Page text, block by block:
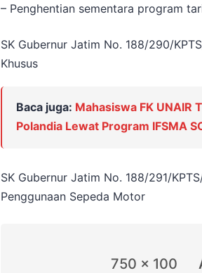
– Penghentian sementara program
SK Gubernur Jatim No. 188/290/
Khusus
Baca juga: Mahasiswa FK UNAIR
Polandia Lewat Program IFSMA
SK Gubernur Jatim No. 188/291/
Penggunaan Sepeda Motor
750 x 100